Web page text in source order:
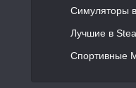
Симуляторы
Лучшие в
Спортивные